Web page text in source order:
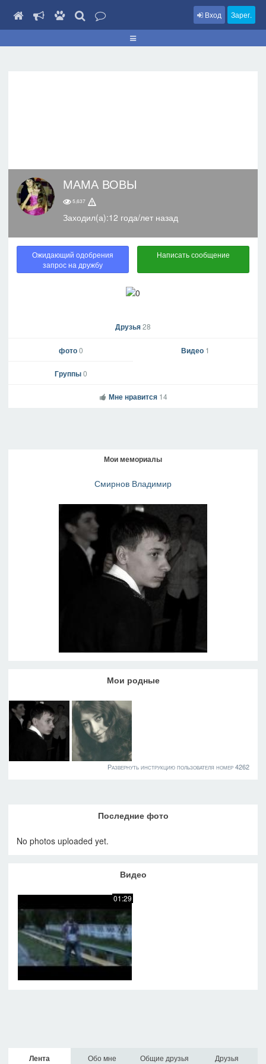
Вход Зарег.
МАМА ВОВЫ
5,637
Заходил(а):12 года/лет назад
Ожидающий одобрения
запрос на дружбу
Написать сообщение
Друзья28
фото0 Видео 1
Группы0
Мне нравится 14
Мои мемориалы
Смирнов Владимир
Мои родные
Развернуть инструкцию пользователя номер 4262
Последние фото
No photos uploaded yet.
Видео
01:29
Лента Обо мне Общие друзья Друзья